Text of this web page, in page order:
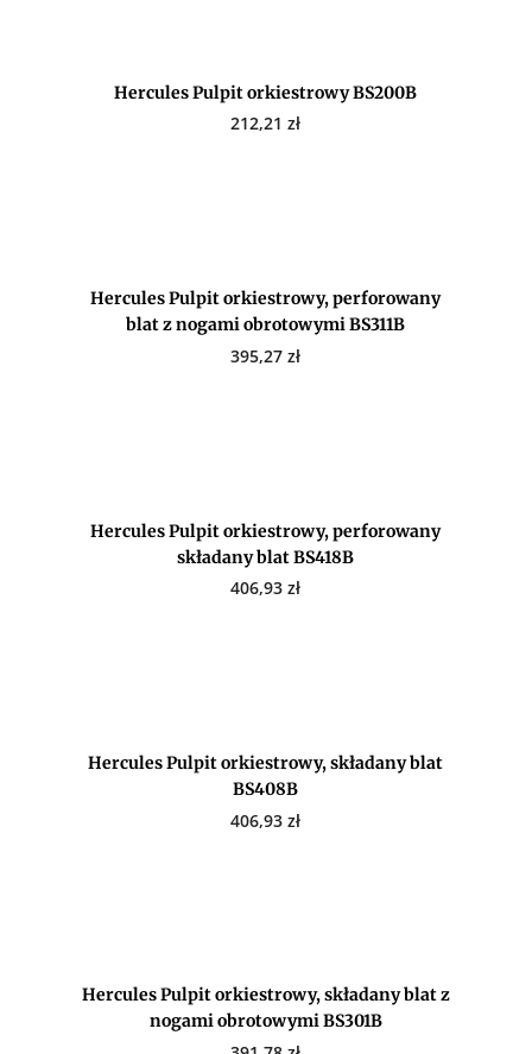
Hercules Pulpit orkiestrowy BS200B
212,21zł
Hercules Pulpit orkiestrowy, perforowany
blat z nogami obrotowymi BS311B
395,27zł
Hercules Pulpit orkiestrowy, perforowany
składany blat BS418B
406,93zł
Hercules Pulpit orkiestrowy, składany blat
BS408B
406,93zł
Hercules Pulpit orkiestrowy, składany blat z
nogami obrotowymi BS301B